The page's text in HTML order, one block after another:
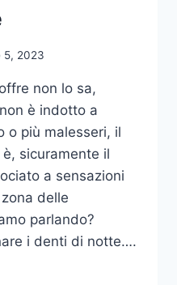
5, 2023
non lo sa,
è indotto a
o più malesseri, il
sicuramente il
a sensazioni
delle
parlando?
i denti di notte….